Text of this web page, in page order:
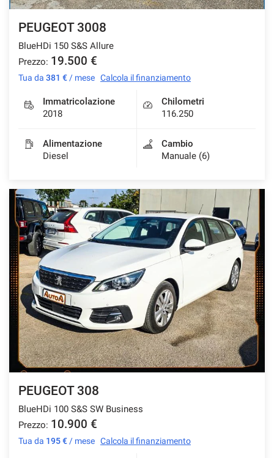
PEUGEOT 3008
BlueHDi 150 S&S Allure
Prezzo: 19.500 €
Tua da 381 € / mese Calcola il finanziamento
Immatricolazione
2018
Chilometri
116.250
Alimentazione
Diesel
Cambio
Manuale (6)
PEUGEOT 308
BlueHDi 100 S&S SW Business
Prezzo: 10.900 €
Tua da 195 € / mese Calcola il finanziamento